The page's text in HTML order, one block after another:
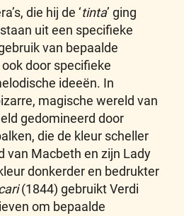
die hij de ‘tinta’ ging
uit een specifieke
van bepaalde
door specifieke
ideeën. In
magische wereld van
gedomineerd door
die de kleur scheller
van Macbeth en zijn Lady
donkerder en bedrukter
(1844) gebruikt Verdi
om bepaalde